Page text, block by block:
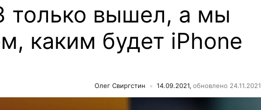
только вышел, а мы
каким будет iPhone
Олег Свиргстин 14.09.2021, обновлено 24.11.2021